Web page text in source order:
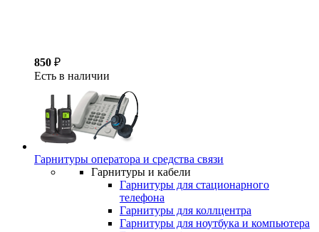
850 ₽
Есть в наличии
Гарнитуры оператора и средства связи
Гарнитуры и кабели
Гарнитуры для стационарного
телефона
Гарнитуры для коллцентра
Гарнитуры для ноутбука и компьютера